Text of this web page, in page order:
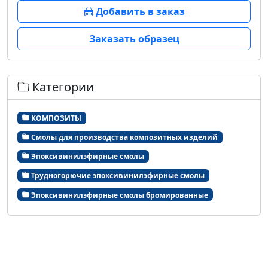
Добавить в заказ
Заказать образец
Категории
КОМПОЗИТЫ
Смолы для производства композитных изделий
Эпоксивинилэфирные смолы
Трудногорючие эпоксивинилэфирные смолы
Эпоксивинилэфирные смолы бромированные